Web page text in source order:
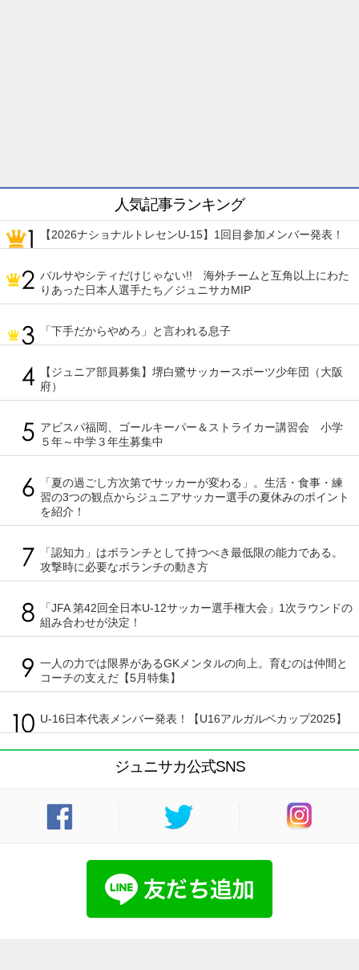
人気記事ランキング
【2026ナショナルトレセンU-15】1回目参加メンバー発表！
バルサやシティだけじゃない!! 海外チームと互角以上にわた
りあった日本人選手たち／ジュニサカMIP
「下手だからやめろ」と言われる息子
【ジュニア部員募集】堺白鷺サッカースポーツ少年団（大阪
府）
アビスパ福岡、ゴールキーパー＆ストライカー講習会 小学
５年～中学３年生募集中
「夏の過ごし方次第でサッカーが変わる」。生活・食事・練
習の3つの観点からジュニアサッカー選手の夏休みのポイント
を紹介！
「認知力」はボランチとして持つべき最低限の能力である。
攻撃時に必要なボランチの動き方
「JFA 第42回全日本U-12サッカー選手権大会」1次ラウンドの
組み合わせが決定！
一人の力では限界があるGKメンタルの向上。育むのは仲間と
コーチの支えだ【5月特集】
U-16日本代表メンバー発表！【U16アルガルベカップ2025】
ジュニサカ公式SNS